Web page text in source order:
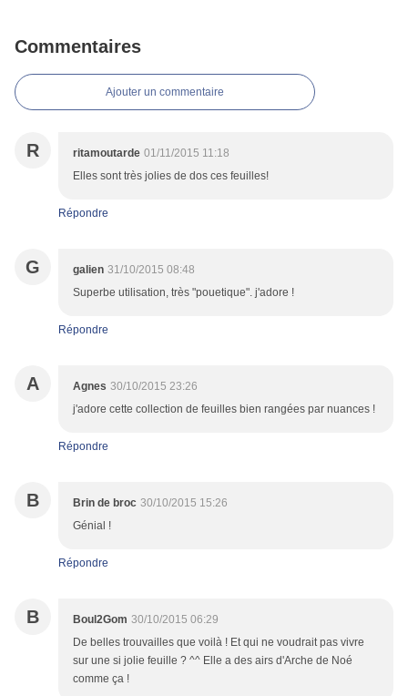
Commentaires
Ajouter un commentaire
R ritamoutarde 01/11/2015 11:18
Elles sont très jolies de dos ces feuilles!
Répondre
G galien 31/10/2015 08:48
Superbe utilisation, très "pouetique". j'adore !
Répondre
A Agnes 30/10/2015 23:26
j'adore cette collection de feuilles bien rangées par nuances !
Répondre
B Brin de broc 30/10/2015 15:26
Génial !
Répondre
B Boul2Gom 30/10/2015 06:29
De belles trouvailles que voilà ! Et qui ne voudrait pas vivre
sur une si jolie feuille ? ^^ Elle a des airs d'Arche de Noé
comme ça !